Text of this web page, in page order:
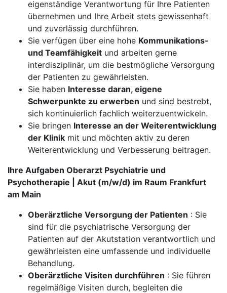
eigenständige Verantwortung für Ihre Patienten
übernehmen und Ihre Arbeit stets gewissenhaft
und zuverlässig durchführen.
Sie verfügen über eine hohe Kommunikations-
und Teamfähigkeit und arbeiten gerne
interdisziplinär, um die bestmögliche Versorgung
der Patienten zu gewährleisten.
Sie haben Interesse daran, eigene
Schwerpunkte zu erwerben und sind bestrebt,
sich kontinuierlich fachlich weiterzuentwickeln.
Sie bringen Interesse an der Weiterentwicklung
der Klinik mit und möchten aktiv zu deren
Weiterentwicklung und Verbesserung beitragen.
Ihre Aufgaben Oberarzt Psychiatrie und
Psychotherapie | Akut (m/w/d) im Raum Frankfurt
am Main
Oberärztliche Versorgung der Patienten : Sie
sind für die psychiatrische Versorgung der
Patienten auf der Akutstation verantwortlich und
gewährleisten eine umfassende und individuelle
Behandlung.
Oberärztliche Visiten durchführen : Sie führen
regelmäßige Visiten durch, begleiten die